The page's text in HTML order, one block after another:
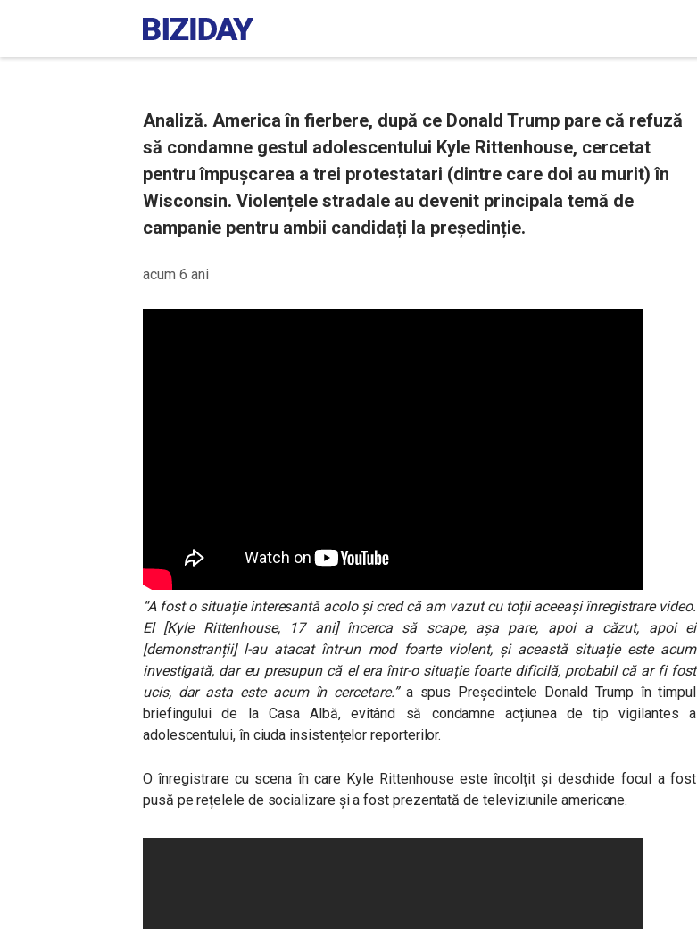
Analiză. America în fierbere, după ce Donald Trump pare că refuză
să condamne gestul adolescentului Kyle Rittenhouse, cercetat
pentru împușcarea a trei protestatari (dintre care doi au murit) în
Wisconsin. Violențele stradale au devenit principala temă de
campanie pentru ambii candidați la președinție.
acum 6 ani
“A fost o situație interesantă acolo și cred că am vazut cu toții aceeași înregistrare video.
El [Kyle Rittenhouse, 17 ani] încerca să scape, așa pare, apoi a căzut, apoi ei
[demonstranții] l-au atacat într-un mod foarte violent, și această situație este acum
investigată, dar eu presupun că el era într-o situație foarte dificilă, probabil că ar fi fost
ucis, dar asta este acum în cercetare.”a spus Președintele Donald Trump în timpul
briefingului de la Casa Albă, evitând să condamne acțiunea de tip vigilantes a
adolescentului, în ciuda insistențelor reporterilor.
O înregistrare cu scena în care Kyle Rittenhouse este încolțit și deschide focul a fost
pusă pe rețelele de socializare și a fost prezentată de televiziunile americane.